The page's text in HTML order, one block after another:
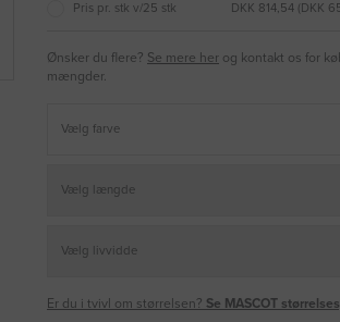
Pris pr. stk v/25 stk DKK 814,54 (DKK
Ønsker du flere? Se mere her og kontakt os for
mængder.
Er du i tvivl om størrelsen? Se MASCOT